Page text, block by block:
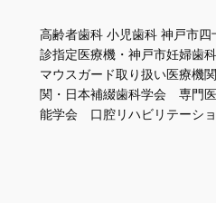
高齢者歯科 小児歯科 神戸市
診指定医療機・神戸市妊婦歯
マウスガード取り扱い医療機
関・日本補綴歯科学会 専門
能学会 口腔リハビリテーシ